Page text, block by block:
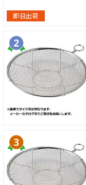
即日出荷